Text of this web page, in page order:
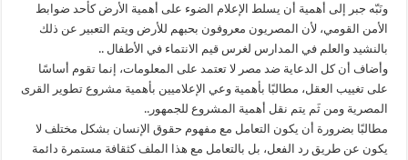
ونَبّه جبر إلى أهمية أن يسلط الإعلام الضوء على أهمية الأرض كأحد ضوابط
الأمن القومي، لأن المصريون معروفون بحبهم للأرض ويتم التعبير عن ذلك
بالنشيد والعلم في المدارس لغرس قيم الانتماء في الأطفال ..
وأضاف أن كل الدعاية ضد مصر لا تعتمد على المعلومات، إنما تقوم أساسًا
على تغييب العقل، مطالبًا بأهمية وعي الإعلاميين بأهمية مشروع تطوير القرى
المصرية ومن ثَم يتم نقل أهمية المشروع للجمهور..
مطالبًا بضرورة أن يكون التعامل مع مفهوم حقوق الإنسان بشكل مختلف لا
يكون عن طريق رد الفعل، بل بالتعامل مع هذا الملف كثقافة مستمرة دائمة